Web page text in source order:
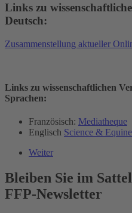
Links zu
Deutsch:
Zusammenstellung aktueller
Links zu wissenschaftlichen
Sprachen:
Französisch: Mediatheque
Englisch Science & Equine
Weiter
Bleiben Sie im
FFP-Newsletter